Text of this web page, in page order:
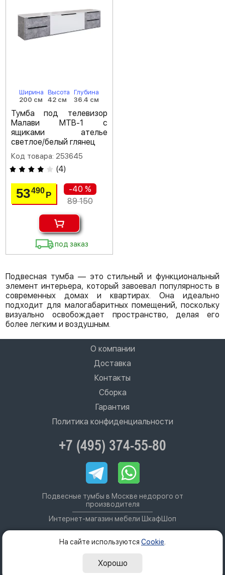
Ширина
200 см
Высота
42 см
Глубина
36.4 см
Тумба под телевизор
Малави МТВ-1 с
ящиками ателье
светлое/белый глянец
Код товара: 253645
(4)
53490Р
-40 %
89 150
под заказ
Подвесная тумба — это стильный и функциональный
элемент интерьера, который завоевал популярность в
современных домах и квартирах. Она идеально
подходит для малогабаритных помещений, поскольку
визуально освобождает пространство, делая его
более легким и воздушным.
О компании
Доставка
Контакты
Сборка
Гарантия
Политика конфиденциальности
+7 (495) 374-55-80
Подвесные тумбы в Москве недорого от
производителя
Интернет-магазин мебели ШкафШоп
На сайте используются Cookie
Хорошо